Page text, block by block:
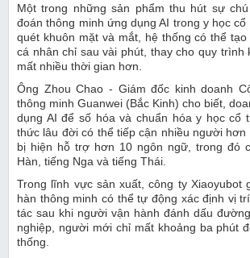
Một trong những sản phẩm thu hút sự
đoán thông minh ứng dụng AI trong y học
quét khuôn mặt và mắt, hệ thống có thể
cá nhân chỉ sau vài phút, thay cho quy trình
mất nhiều thời gian hơn.
Ông Zhou Chao - Giám đốc kinh doanh
thông minh Guanwei (Bắc Kinh) cho biết,
dụng AI để số hóa và chuẩn hóa y học cổ
thức lâu đời có thể tiếp cận nhiều người
bị hiện hỗ trợ hơn 10 ngôn ngữ, trong đó
Hàn, tiếng Nga và tiếng Thái.
Trong lĩnh vực sản xuất, công ty Xiaoyubot
hàn thông minh có thể tự động xác định vị
tác sau khi người vận hành đánh dấu
nghiệp, người mới chỉ mất khoảng ba phút
thống.